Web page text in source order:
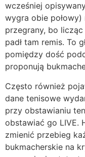
wcześniej
wygra obie połowy)
przegrany, bo
padł tam remis. To
pomiędzy dość
proponują
Często również
dane tenisowe
przy obstawianiu
obstawiać go LIVE.
zmienić przebieg
bukmacherskie na